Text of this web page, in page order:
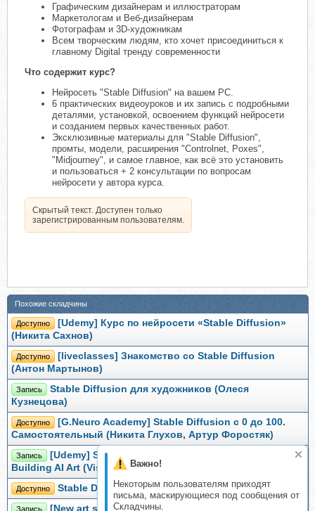
Важно!
Некоторым пользователям приходят
письма, маскирующиеся под сообщения от
Складчины.
Графическим дизайнерам и иллюстраторам
Маркетологам и Веб-дизайнерам
Фотографам и 3D-художникам
Всем творческим людям, кто хочет присоединиться к
главному Digital тренду современности
Что содержит курс?
Нейросеть "Stable Diffusion" на вашем PC.
6 практических видеоуроков и их запись с подробными
деталями, установкой, освоением функций нейросети
и созданием первых качественных работ.
Эксклюзивные материалы для "Stable Diffusion",
промты, модели, расширения "Controlnet, Poxes",
"Midjourney", и самое главное, как всё это установить
и пользоваться + 2 консультации по вопросам
нейросети у автора курса.
Скрытый текст. Доступен только
зарегистрированным пользователям.
Похожие складчины
Доступно
[Udemy] Курс по нейросети «Stable Diffusion»
(Никита Сахнов)
Доступно
[liveclasses] Знакомство со Stable Diffusion
(Антон Мартынов)
Запись
Stable Diffusion для художников (Олеся
Кузнецова)
Доступно
[G.Neuro Academy] Stable Diffusion с 0 до 100.
Самостоятельный (Никита Глухов, Артур Форостяк)
Запись
[Udemy] Stable Diffusion 101: Beginner's Guide To
Building AI Art (Vishal Prem)
Доступно Stable Diffusion Start 2025 (Max Twain)
Запись [New art school] Нейросети stable diffusion (Денис